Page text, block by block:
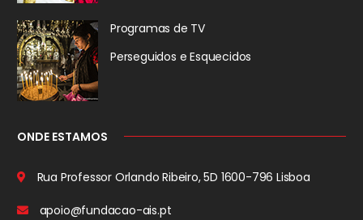
Programas de TV
Perseguidos e Esquecidos
ONDE ESTAMOS
Rua Professor Orlando Ribeiro, 5D 1600-796 Lisboa
apoio@fundacao-ais.pt